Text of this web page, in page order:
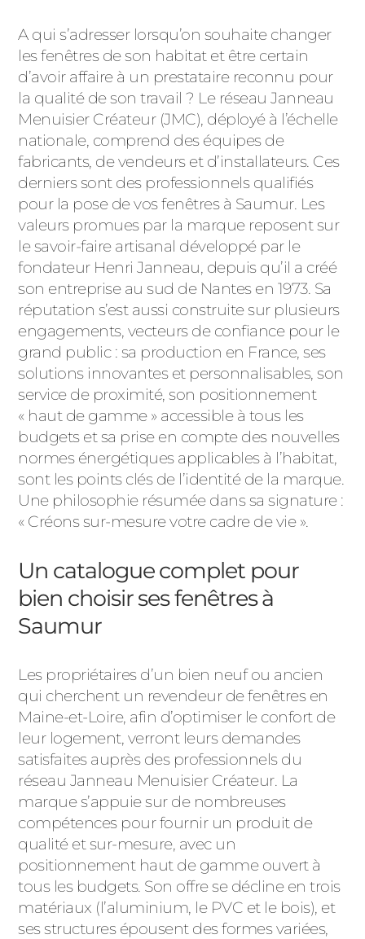
A qui s’adresser lorsqu’on souhaite changer
les fenêtres de son habitat et être certain
d’avoir affaire à un prestataire reconnu pour
la qualité de son travail ? Le réseau Janneau
Menuisier Créateur (JMC), déployé à l’échelle
nationale, comprend des équipes de
fabricants, de vendeurs et d’installateurs. Ces
derniers sont des professionnels qualifiés
pour la pose de vos fenêtres à Saumur. Les
valeurs promues par la marque reposent sur
le savoir-faire artisanal développé par le
fondateur Henri Janneau, depuis qu’il a créé
son entreprise au sud de Nantes en 1973. Sa
réputation s’est aussi construite sur plusieurs
engagements, vecteurs de confiance pour le
grand public : sa production en France, ses
solutions innovantes et personnalisables, son
service de proximité, son positionnement
« haut de gamme » accessible à tous les
budgets et sa prise en compte des nouvelles
normes énergétiques applicables à l’habitat,
sont les points clés de l’identité de la marque.
Une philosophie résumée dans sa signature :
« Créons sur-mesure votre cadre de vie ».
Un catalogue complet pour
bien choisir ses fenêtres à
Saumur
Les propriétaires d’un bien neuf ou ancien
qui cherchent un revendeur de fenêtres en
Maine-et-Loire, afin d’optimiser le confort de
leur logement, verront leurs demandes
satisfaites auprès des professionnels du
réseau Janneau Menuisier Créateur. La
marque s’appuie sur de nombreuses
compétences pour fournir un produit de
qualité et sur-mesure, avec un
positionnement haut de gamme ouvert à
tous les budgets. Son offre se décline en trois
matériaux (l’aluminium, le PVC et le bois), et
ses structures épousent des formes variées,
ALUMINIUM
ACIER